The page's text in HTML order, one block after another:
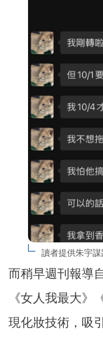
讀者提供朱宇謀
而稍早週刊報導
《女人我最大》
現化妝技術，吸